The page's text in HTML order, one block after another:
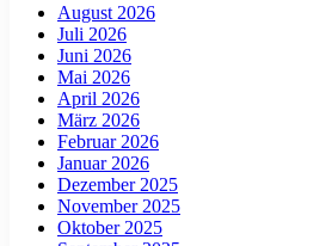
August 2026
Juli 2026
Juni 2026
Mai 2026
April 2026
März 2026
Februar 2026
Januar 2026
Dezember 2025
November 2025
Oktober 2025